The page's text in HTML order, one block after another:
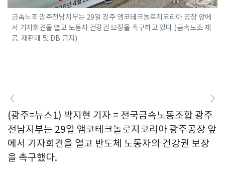
금속노조 광주전남지부는 29일 광주 앰코테크놀로지코리아 공장 앞에
서 기자회견을 열고 노동자 건강권 보장을 촉구하고 있다.(금속노조 제
공. 재판매 및 DB 금지)
(광주=뉴스1) 박지현 기자 = 전국금속노동조합 광주
전남지부는 29일 앰코테크놀로지코리아 광주공장 앞
에서 기자회견을 열고 반도체 노동자의 건강권 보장
을 촉구했다.